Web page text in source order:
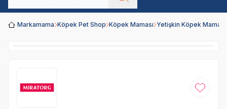
Markamama Köpek Pet Shop Köpek Maması Yetişkin Köpek Maması
Favoriye